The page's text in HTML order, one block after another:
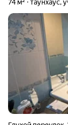
74 м² таунхаус,